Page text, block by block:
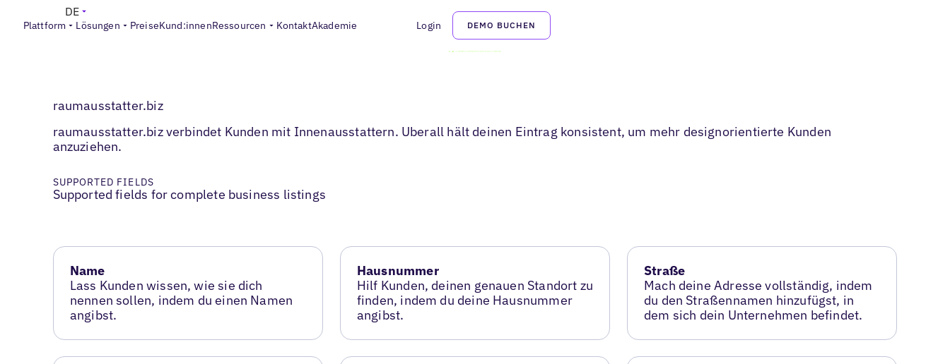
Plattform Lösungen PreiseKund:innenRessourcen KontaktAkademie Login DEMO BUCHEN
DE
raumausstatter.biz
raumausstatter.biz verbindet Kunden mit Innenausstattern. Uberall hält deinen Eintrag konsistent, um mehr designorientierte Kunden
anzuziehen.
SUPPORTED FIELDS
Supported fields for complete business listings
Name
Lass Kunden wissen, wie sie dich
nennen sollen, indem du einen Namen
angibst.
Hausnummer
Hilf Kunden, deinen genauen Standort zu
finden, indem du deine Hausnummer
angibst.
Straße
Mach deine Adresse vollständig, indem
du den Straßennamen hinzufügst, in
dem sich dein Unternehmen befindet.